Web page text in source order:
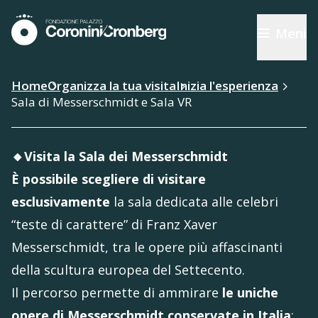
HomeOrganizza la tua visitaInizia l'esperienza
Sala di Messerschmidt e Sala VR
🔸Visita la Sala dei Messerschmidt
È possibile scegliere di visitare
esclusivamente la sala dedicata alle celebri
“teste di carattere” di Franz Xaver
Messerschmidt, tra le opere più affascinanti
della scultura europea del Settecento.
Il percorso permette di ammirare le uniche